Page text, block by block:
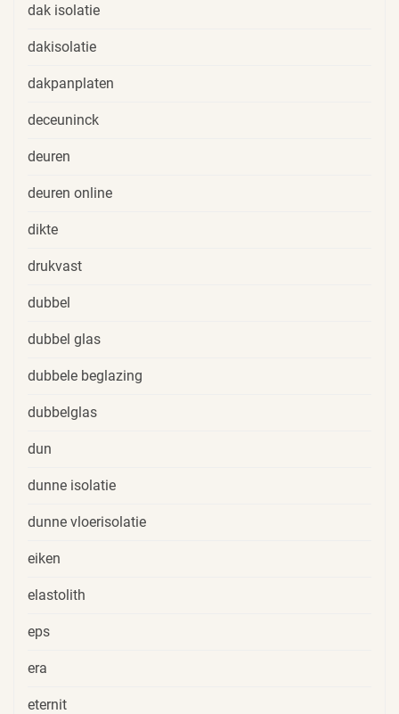
dak isolatie
dakisolatie
dakpanplaten
deceuninck
deuren
deuren online
dikte
drukvast
dubbel
dubbel glas
dubbele beglazing
dubbelglas
dun
dunne isolatie
dunne vloerisolatie
eiken
elastolith
eps
era
eternit